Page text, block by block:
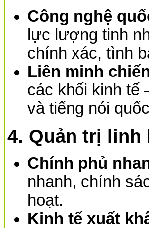
Công nghệ
lực lượng tinh
chính xác, tình
Liên minh
các khối kinh tế
và tiếng nói
4. Quản trị linh
Chính phủ
nhanh, chính
hoạt.
Kinh tế xuất